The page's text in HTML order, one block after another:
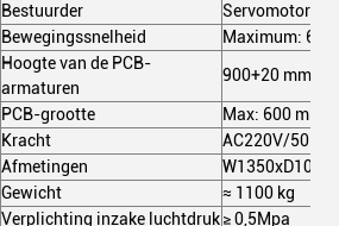
Bestuurder
Servomotor +
Bewegingssnelheid
Maximum:
Hoogte van de PCB-
armaturen
900+20 mm
PCB-grootte
Max: 600 mm
Kracht
AC220V/50Hz/
Afmetingen
Gewicht
≈ 1100 kg
Verplichting inzake luchtdruk≥ 0,5Mpa